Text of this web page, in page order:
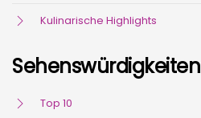
Kulinarische Highlights
Sehenswürdigkeiten
Top 10